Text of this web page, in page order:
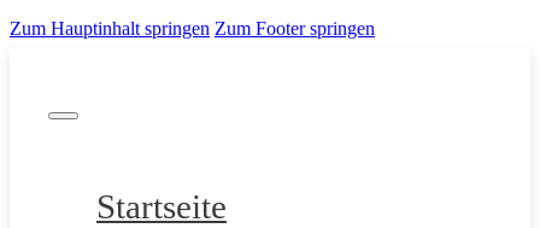
Zum Hauptinhalt springen Zum Footer springen
Startseite